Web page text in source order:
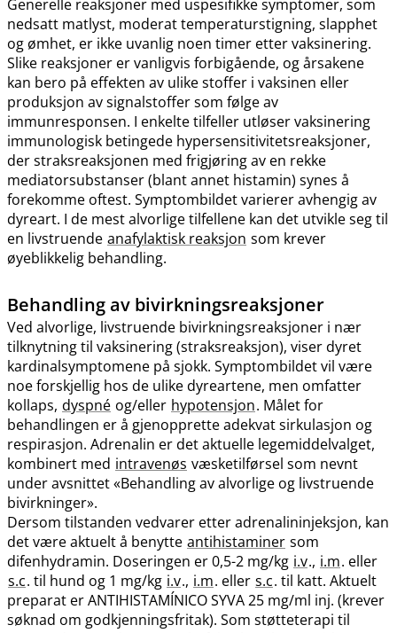
Generelle reaksjoner med uspesifikke symptomer, som
nedsatt matlyst, moderat temperaturstigning, slapphet
og ømhet, er ikke uvanlig noen timer etter vaksinering.
Slike reaksjoner er vanligvis forbigående, og årsakene
kan bero på effekten av ulike stoffer i vaksinen eller
produksjon av signalstoffer som følge av
immunresponsen. I enkelte tilfeller utløser vaksinering
immunologisk betingede hypersensitivitetsreaksjoner,
der straksreaksjonen med frigjøring av en rekke
mediatorsubstanser (blant annet histamin) synes å
forekomme oftest. Symptombildet varierer avhengig av
dyreart. I de mest alvorlige tilfellene kan det utvikle seg til
en livstruende anafylaktisk reaksjon som krever
øyeblikkelig behandling.
Behandling av bivirkningsreaksjoner
Ved alvorlige, livstruende bivirkningsreaksjoner i nær
tilknytning til vaksinering (straksreaksjon), viser dyret
kardinalsymptomene på sjokk. Symptombildet vil være
noe forskjellig hos de ulike dyreartene, men omfatter
kollaps, dyspné og​/​eller hypotensjon. Målet for
behandlingen er å gjenopprette adekvat sirkulasjon og
respirasjon. Adrenalin er det aktuelle legemiddelvalget,
kombinert med intravenøs væsketilførsel som nevnt
under avsnittet «Behandling av alvorlige og livstruende
bivirkninger».
Dersom tilstanden vedvarer etter adrenalininjeksjon, kan
det være aktuelt å benytte antihistaminer som
difenhydramin. Doseringen er 0,5-2 mg/kg i.v., i.m. eller
s.c. til hund og 1 mg/kg i.v., i.m. eller s.c. til katt. Aktuelt
preparat er ANTIHISTAMÍNICO SYVA 25 mg/ml inj. (krever
søknad om godkjenningsfritak). Som støtteterapi til